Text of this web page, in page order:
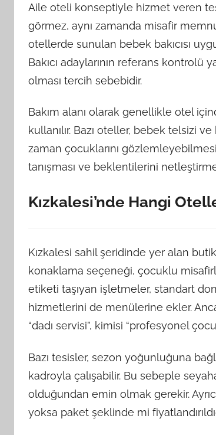
Aile oteli konseptiyle hizmet veren
görmez, aynı zamanda misafir
otellerde sunulan bebek bakıcısı
Bakıcı adaylarının referans kontrolü
olması tercih sebebidir.
Bakım alanı olarak genellikle otel
kullanılır. Bazı oteller, bebek telsizi
zaman çocuklarını
tanışması ve beklentilerini
Kızkalesi’nde Hangi
Kızkalesi sahil şeridinde yer alan
konaklama seçeneği, çocuklu
etiketi taşıyan işletmeler, standart
hizmetlerini de menülerine ekler.
“dadı servisi”, kimisi “profesyonel
Bazı tesisler, sezon yoğunluğuna bağlı
kadroyla çalışabilir. Bu sebeple
olduğundan emin olmak gerekir.
yoksa paket şeklinde mi